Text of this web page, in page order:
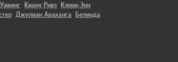
Киану Ривз Кэрри-Энн
Джулиан Араханга Белинда